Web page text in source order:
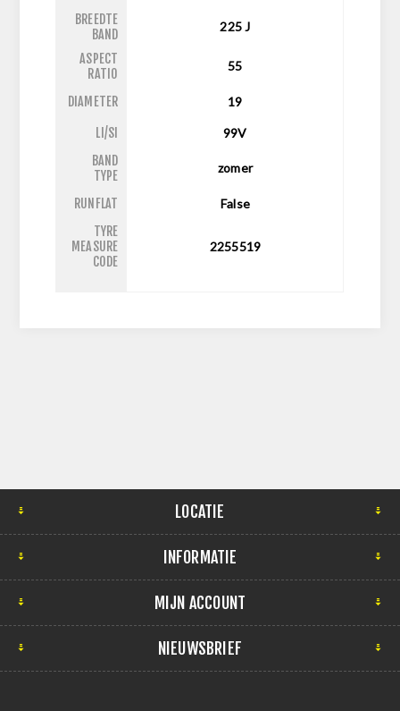
BREEDTE
BAND
225J
ASPECT
RATIO
55
DIAMETER 19
LI/SI
99V
BAND
TYPE
zomer
RUNFLAT
False
TYRE
MEASURE
CODE
2255519
LOCATIE
INFORMATIE
MIJN ACCOUNT
NIEUWSBRIEF